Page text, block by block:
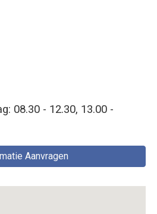
08.30 - 12.30, 13.00 -
Aanvragen